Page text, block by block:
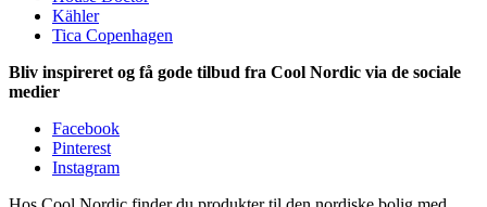
Kähler
Tica Copenhagen
Bliv inspireret og få gode tilbud fra Cool Nordic via de sociale
medier
Facebook
Pinterest
Instagram